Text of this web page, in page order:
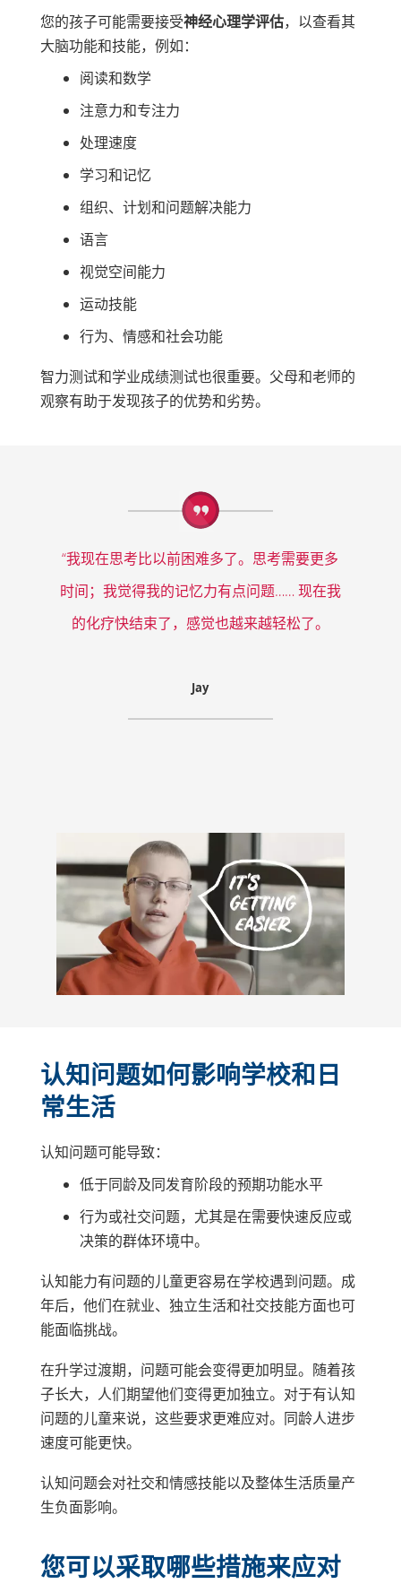
您的孩子可能需要接受神经心理学评估，以查看其
大脑功能和技能，例如：
阅读和数学
注意力和专注力
处理速度
学习和记忆
组织、计划和问题解决能力
语言
视觉空间能力
运动技能
行为、情感和社会功能
智力测试和学业成绩测试也很重要。父母和老师的
观察有助于发现孩子的优势和劣势。
“我现在思考比以前困难多了。思考需要更多
时间；我觉得我的记忆力有点问题…… 现在我
的化疗快结束了，感觉也越来越轻松了。
Jay
认知问题如何影响学校和日
常生活
认知问题可能导致：
低于同龄及同发育阶段的预期功能水平
行为或社交问题，尤其是在需要快速反应或
决策的群体环境中。
认知能力有问题的儿童更容易在学校遇到问题。成
年后，他们在就业、独立生活和社交技能方面也可
能面临挑战。
在升学过渡期，问题可能会变得更加明显。随着孩
子长大，人们期望他们变得更加独立。对于有认知
问题的儿童来说，这些要求更难应对。同龄人进步
速度可能更快。
认知问题会对社交和情感技能以及整体生活质量产
生负面影响。
您可以采取哪些措施来应对